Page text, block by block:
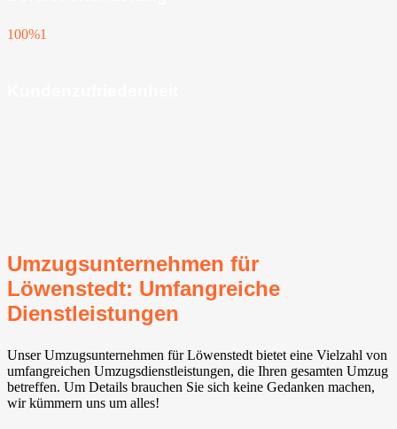
100%1
Umzugsunternehmen für
Löwenstedt: Umfangreiche
Dienstleistungen
Unser Umzugsunternehmen für Löwenstedt bietet eine Vielzahl von
umfangreichen Umzugsdienstleistungen, die Ihren gesamten Umzug
betreffen. Um Details brauchen Sie sich keine Gedanken machen,
wir kümmern uns um alles!